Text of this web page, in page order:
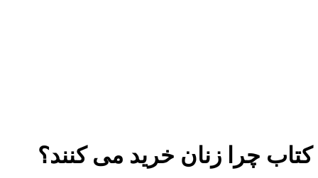
کتاب چرا زنان خرید می کنند؟